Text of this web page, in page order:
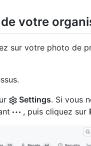
votre
sur votre photo de
Settings. Si vous
, puis cliquez sur